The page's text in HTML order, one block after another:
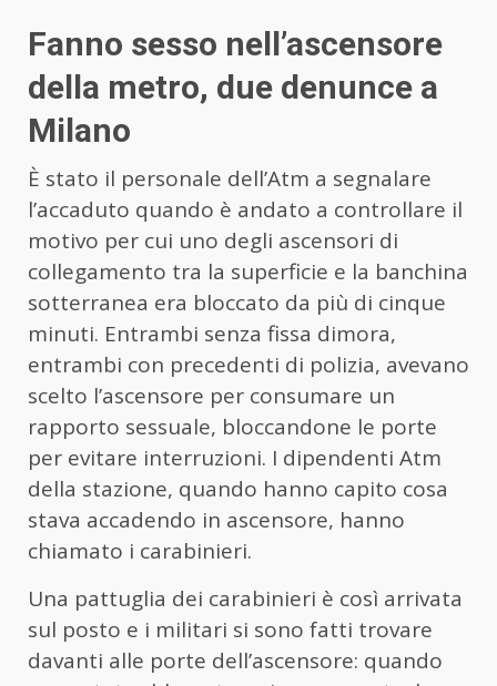
Fanno sesso nell’ascensore
della metro, due denunce a
Milano
È stato il personale dell’Atm a segnalare
l’accaduto quando è andato a controllare il
motivo per cui uno degli ascensori di
collegamento tra la superficie e la banchina
sotterranea era bloccato da più di cinque
minuti. Entrambi senza fissa dimora,
entrambi con precedenti di polizia, avevano
scelto l’ascensore per consumare un
rapporto sessuale, bloccandone le porte
per evitare interruzioni. I dipendenti Atm
della stazione, quando hanno capito cosa
stava accadendo in ascensore, hanno
chiamato i carabinieri.
Una pattuglia dei carabinieri è così arrivata
sul posto e i militari si sono fatti trovare
davanti alle porte dell’ascensore: quando